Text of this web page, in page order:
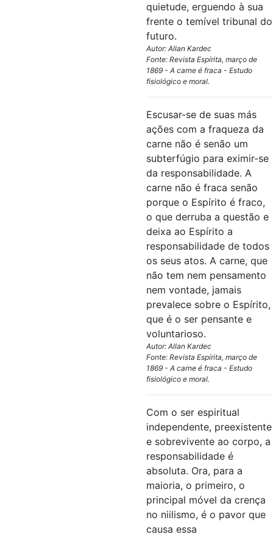
quietude, erguendo à sua
frente o temível tribunal do
futuro.
Autor: Allan Kardec
Fonte: Revista Espírita, março de
1869 - A carne é fraca - Estudo
fisiológico e moral.
Escusar-se de suas más
ações com a fraqueza da
carne não é senão um
subterfúgio para eximir-se
da responsabilidade. A
carne não é fraca senão
porque o Espírito é fraco,
o que derruba a questão e
deixa ao Espírito a
responsabilidade de todos
os seus atos. A carne, que
não tem nem pensamento
nem vontade, jamais
prevalece sobre o Espírito,
que é o ser pensante e
voluntarioso.
Autor: Allan Kardec
Fonte: Revista Espírita, março de
1869 - A carne é fraca - Estudo
fisiológico e moral.
Com o ser espiritual
independente, preexistente
e sobrevivente ao corpo, a
responsabilidade é
absoluta. Ora, para a
maioria, o primeiro, o
principal móvel da crença
no niilismo, é o pavor que
causa essa